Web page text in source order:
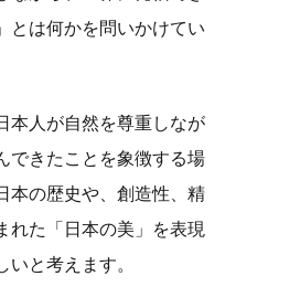
とは何かを問いかけてい
本人が自然を尊重しなが
できたことを象徴する場
本の歴史や、創造性、精
れた「日本の美」を表現
と考えます。